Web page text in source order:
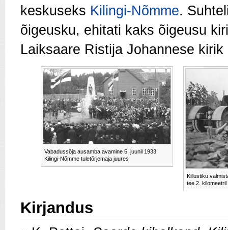
keskuseks Kilingi-Nõmme.
õigeusku, ehitati kaks õigeusu
Laiksaare Ristija Johannese
Vabadussõja ausamba avamine 5. juunil 1933
Kilingi-Nõmme tuletõrjemaja juures
Killustiku
tee 2.
Kirjandus